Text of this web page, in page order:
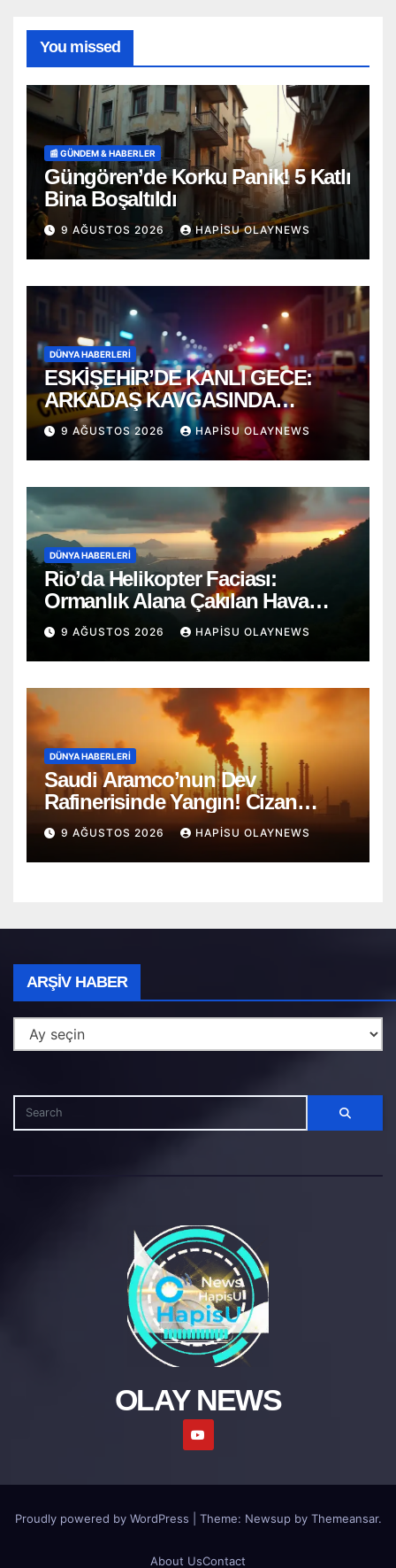
You missed
📰 GÜNDEM & HABERLER
Güngören’de Korku Panik! 5 Katlı
Bina Boşaltıldı
9 AĞUSTOS 2026 HAPISU OLAYNEWS
DÜNYA HABERLERI
ESKİŞEHİR’DE KANLI GECE:
ARKADAŞ KAVGASINDA
BIÇAKLAR KONUŞTU!
9 AĞUSTOS 2026 HAPISU OLAYNEWS
DÜNYA HABERLERI
Rio’da Helikopter Faciası:
Ormanlık Alana Çakılan Hava
Aracında 4 Ölü
9 AĞUSTOS 2026 HAPISU OLAYNEWS
DÜNYA HABERLERI
Saudi Aramco’nun Dev
Rafinerisinde Yangın! Cizan
Bölgesi Alarmda
9 AĞUSTOS 2026 HAPISU OLAYNEWS
ARŞIV HABER
Haber
OLAY NEWS
Proudly powered by WordPress Theme: Newsup by Themeansar.
About UsContact